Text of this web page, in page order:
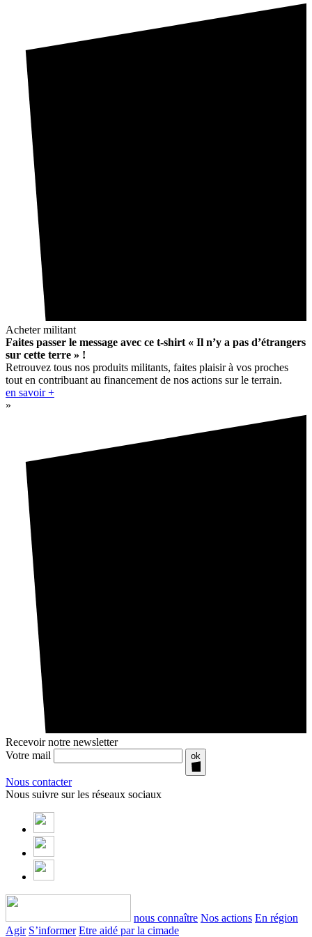
Acheter militant
Faites passer le message avec ce t-shirt « Il n’y a pas d’étrangers
sur cette terre » !
Retrouvez tous nos produits militants, faites plaisir à vos proches
tout en contribuant au financement de nos actions sur le terrain.
en savoir +
»
Recevoir notre newsletter
Votre mail
ok
Nous contacter
Nous suivre sur les réseaux sociaux
nous connaître Nos actions En région
Agir S’informer Etre aidé par la cimade